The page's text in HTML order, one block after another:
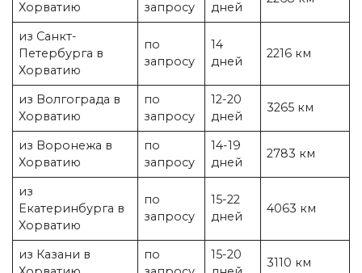
Хорватию
запросу
дней
из Санкт-
Петербурга в
Хорватию
по
запросу
14
дней
2216 км
из Волгограда в
Хорватию
по
запросу
12-20
дней
3265 км
из Воронежа в
Хорватию
по
запросу
14-19
дней
2783 км
из
Екатеринбурга в
Хорватию
по
запросу
15-22
дней
4063 км
из Казани в
по
15-20
3110 км